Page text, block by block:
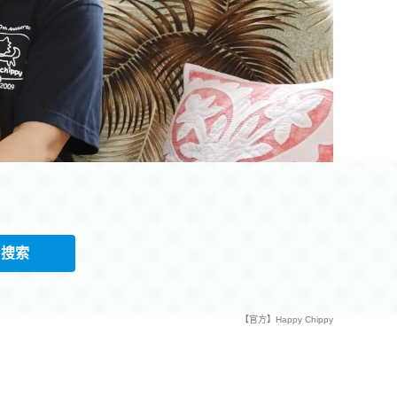
搜索
【官方】Happy Chippy